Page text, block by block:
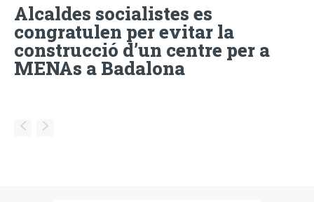
Alcaldes socialistes es
congratulen per evitar la
construcció d’un centre per a
MENAs a Badalona